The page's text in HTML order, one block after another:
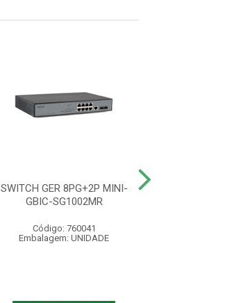
SWITCH GER 8PG+2P MINI-
GBIC-SG1002MR
Código: 760041
Embalagem: UNIDADE